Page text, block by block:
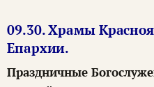
09.30. Храмы
Епархии.
Праздничные